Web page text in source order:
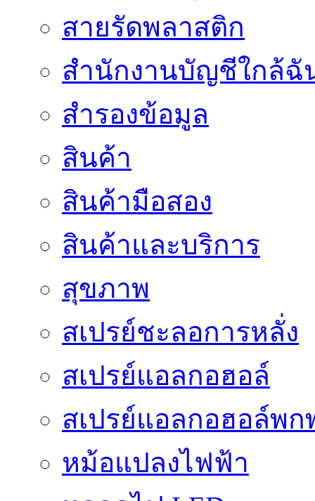
สายรัดพลาสติก
สำนักงานบัญชีใกล้ฉั
สำรองข้อมูล
สินค้า
สินค้ามือสอง
สินค้าและบริการ
สุขภาพ
สเปรย์ชะลอการหลั่ง
สเปรย์แอลกอฮอล์
สเปรย์แอลกอฮอล์พก
หม้อแปลงไฟฟ้า